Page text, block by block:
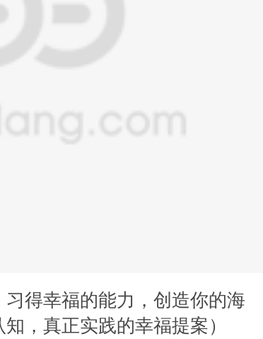
得幸福的能力，创造你的海
，真正实践的幸福提案）